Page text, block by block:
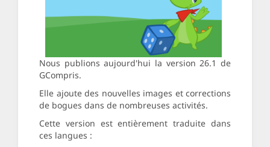
Nous publions aujourd'hui la version 26.1 de
GCompris.
Elle ajoute des nouvelles images et corrections
de bogues dans de nombreuses activités.
Cette version est entièrement traduite dans
ces langues :